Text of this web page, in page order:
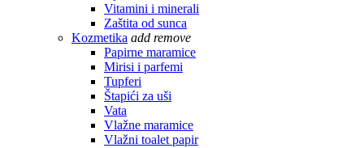
Vitamini i minerali
Zaštita od sunca
Kozmetika add remove
Papirne maramice
Mirisi i parfemi
Tupferi
Štapići za uši
Vata
Vlažne maramice
Vlažni toalet papir